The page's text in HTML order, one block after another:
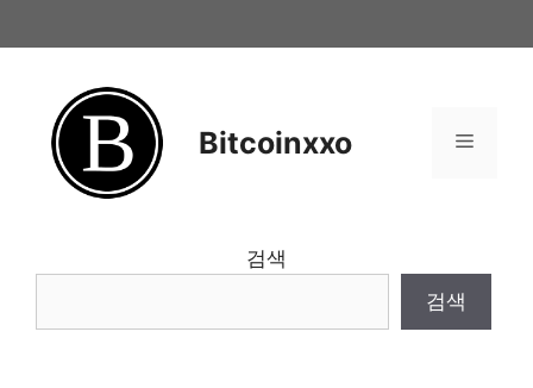
to
Bitcoinxxo Menu
검색
검색